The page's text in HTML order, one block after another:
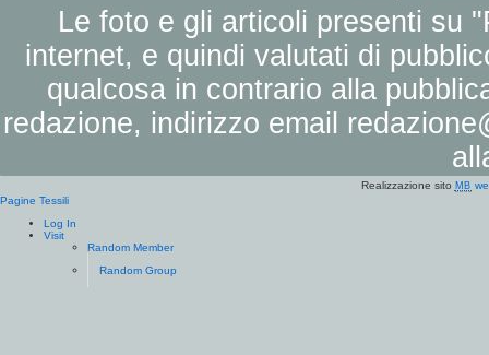
Le foto e gli articoli presenti su
internet, e quindi valutati di
qualcosa in contrario alla
redazione, indirizzo email
Realizzazione sito MB
Pagine Tessili
Log In
Visit
Random Member
Random Group